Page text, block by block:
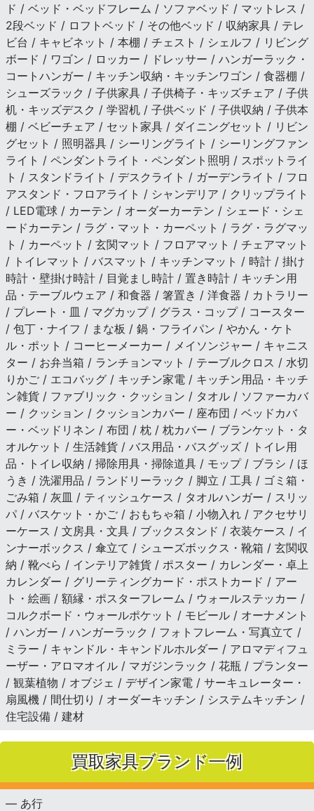
ド / ベッド・ベッドフレーム / ソファベッド / マットレス /
2段ベッド / ロフトベッド / その他ベッド / 収納家具 / テレ
ビ台 / キャビネット / 本棚 / チェスト / シェルフ / リビング
ボード / ワゴン / ロッカー / ドレッサー / ハンガーラック・
コートハンガー / キッチン収納・キッチンワゴン / 食器棚 /
シューズラック / 子供家具 / 子供椅子・キッズチェア / 子供
机・キッズデスク / 学習机 / 子供ベッド / 子供収納 / 子供本
棚 / ベビーチェア / セット家具 / ダイニングセット / リビン
グセット / 照明器具 / シーリングライト / シーリングファン
ライト / ペンダントライト・ペンダント照明 / スポットライ
ト / スタンドライト / デスクライト / ガーデンライト / フロ
アスタンド・フロアライト / シャンデリア / クリップライト
/ LED電球 / カーテン / オーダーカーテン / シェード・シェ
ードカーテン / ラグ・マット・カーペット / ラグ・ラグマッ
ト / カーペット / 玄関マット / フロアマット / チェアマット
/ トイレマット / バスマット / キッチンマット / 時計 / 掛け
時計・壁掛け時計 / 目覚まし時計 / 置き時計 / キッチン用
品・テーブルウェア / 和食器 / 箸置き / 洋食器 / カトラリー
/ プレート・皿 / マグカップ / グラス・コップ / コースター
/ 包丁・ナイフ / まな板 / 鍋・フライパン / やかん・ケト
ル・ポット / コーヒーメーカー / メイソンジャー / キャニス
ター / お弁当箱 / ランチョンマット / テーブルクロス / 水切
りかご / エコバッグ / キッチン家電 / キッチン用品・キッチ
ン雑貨 / ファブリック・クッション / タオル / ソファーカバ
ー / クッション / クッションカバー / 座布団 / ベッドカバ
ー・ベッドリネン / 布団 / 枕 / 枕カバー / ブランケット・タ
オルケット / 生活雑貨 / バス用品・バスグッズ / トイレ用
品・トイレ収納 / 掃除用具・掃除道具 / モップ / ブラシ / ほ
うき / 洗濯用品 / ランドリーラック / 脚立 / 工具 / ゴミ箱・
ごみ箱 / 灰皿 / ティッシュケース / タオルハンガー / スリッ
パ / バスケット・かご / おもちゃ箱 / 小物入れ / アクセサリ
ーケース / 文房具・文具 / ブックスタンド / 衣装ケース / イ
ンナーボックス / 傘立て / シューズボックス・靴箱 / 玄関収
納 / 靴べら / インテリア雑貨 / ポスター / カレンダー・卓上
カレンダー / グリーティングカード・ポストカード / アー
ト・絵画 / 額縁・ポスターフレーム / ウォールステッカー /
コルクボード・ウォールポケット / モビール / オーナメント
/ ハンガー / ハンガーラック / フォトフレーム・写真立て /
ミラー / キャンドル・キャンドルホルダー / アロマディフュ
ーザー・アロマオイル / マガジンラック / 花瓶 / プランター
/ 観葉植物 / オブジェ / デザイン家電 / サーキュレーター・
扇風機 / 間仕切り / オーダーキッチン / システムキッチン /
住宅設備 / 建材
買取家具ブランド一例
— あ行